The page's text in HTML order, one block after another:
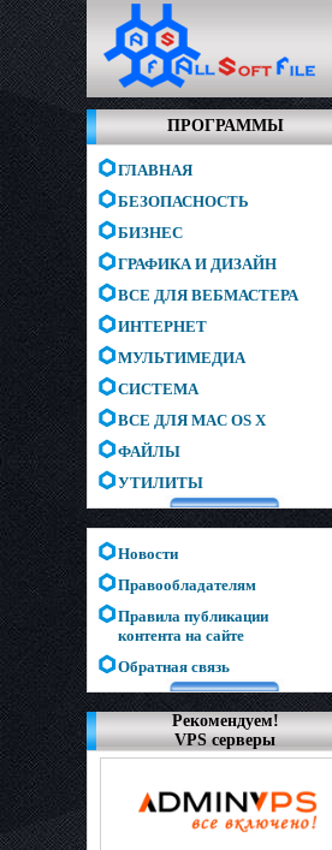
ПРОГРАММЫ
ГЛАВНАЯ
БЕЗОПАСНОСТЬ
БИЗНЕС
ГРАФИКА И ДИЗАЙН
ВСЕ ДЛЯ ВЕБМАСТЕРА
ИНТЕРНЕТ
МУЛЬТИМЕДИА
СИСТЕМА
ВСЕ ДЛЯ MAC OS X
ФАЙЛЫ
УТИЛИТЫ
Новости
Правообладателям
Правила публикации
контента на сайте
Обратная связь
Рекомендуем!
VPS серверы